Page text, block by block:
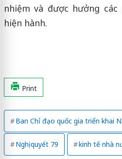
nhiệm và được hưởng
hiện hành.
Print
Ban Chỉ đạo quốc gia triển khai
Nghị quyết 79 kinh tế nhà